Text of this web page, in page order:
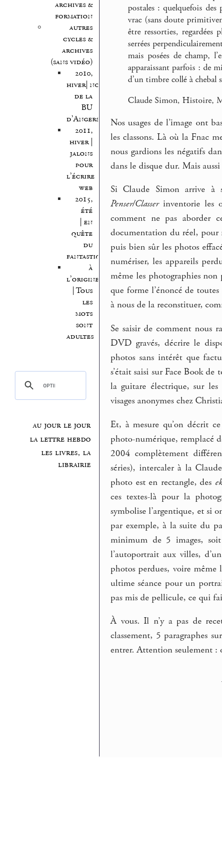
archives &
formation
autres
cycles &
archives
(sans vidéo)
2010,
hiver| nocturnes
de la
BU
d’Angers
2011,
hiver |
jalons
pour
l’écrire
web
2015,
été
| en
quête
du
fantastique
à
l’origine
| Tous
les
mots
sont
adultes
au jour le jour
la lettre hebdo
les livres, la
librairie
postales : quelquefois des
vrac (sans doute
être ressorties, regardées
serrées
mais posées de champ,
apparaissant parfois : de
d’un timbre collé à chebal
Claude Simon, Histoire,
Nos usages de l’image ont
les classons. Là où la Fnac
nous gardions les négatifs
dans le disque dur. Mais
Si Claude Simon arrive à
Penser/Classerinventorie les
comment ne pas aborder
documentation du réel, pour
puis bien sûr les photos
numériser, les appareils
même les photographies non
que forme l’énoncé de
à nous de la reconstituer,
Se saisir de comment nous
DVD gravés, décrire le
photos sans intérêt que
s’était saisi sur Face Book
la guitare électrique, sur
visages anonymes chez
Et, à mesure qu’on décrit
photo-numérique, remplacé
2004 complètement
séries), intercaler à la
photo est en rectangle, des
ces textes-là pour la
symbolise l’argentique, et si
par exemple, à la suite du
minimum de 5 images,
l’autoportrait aux villes,
photos perdues, voire
ultime séance pour un
pas mis de pellicule, ce qui
À vous. Il n’y a pas de
classement, 5 paragraphes
entrer. Attention seulement :